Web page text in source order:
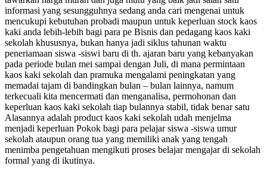
informasi yang sesungguhnya sedang anda cari mengenai untuk
mencukupi kebutuhan probadi maupun untuk keperluan stock kaos
kaki anda lebih-lebih bagi para pe Bisnis dan pedagang kaos kaki
sekolah khususnya, bukan hanya jadi siklus tahunan waktu
peneriamaan siswa -siswi baru di th. ajaran baru yang kebanyakan
pada periode bulan mei sampai dengan Juli, di mana permintaan
kaos kaki sekolah dan pramuka mengalami peningkatan yang
memadai tajam di bandingkan bulan – bulan lainnya, namum
terkecuali kita mencermati dan menganalisa, permohonan dan
keperluan kaos kaki sekolah tiap bulannya stabil, tidak benar satu
Alasannya adalah product kaos kaki sekolah udah menjelma
menjadi keperluan Pokok bagi para pelajar siswa -siswa umur
sekolah ataupun orang tua yang memiliki anak yang tengah
menimba pengetahuan mengikuti proses belajar mengajar di sekolah
formal yang di ikutinya.